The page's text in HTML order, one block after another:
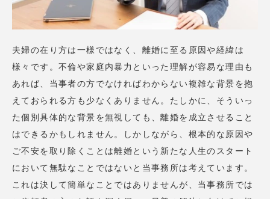
夫婦の在り方は一様ではなく、離婚に至る原因や経緯は
様々です。不倫や家庭内暴力といった理解が容易な理由も
あれば、当事者の方でなければわからない複雑な背景を抱
えておられる方も少なくありません。たしかに、そういっ
た個別具体的な背景を無視しても、離婚を成立させること
はできるかもしれません。しかしながら、根本的な原因や
ご不安を取り除くことは離婚という新たな人生のスタート
において無駄なことではないと当事務所は考えています。
これは決して簡単なことではありませんが、当事務所では